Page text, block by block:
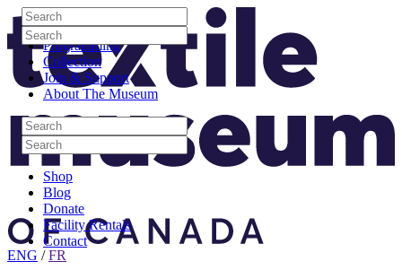
Skip to content
Visit
Programming
Collection
Join & Support
About The Museum
Search
Search
Search
Search
Shop
Blog
Donate
Facility Rentals
Contact
Search
Search
Search
Search
Site Logo
ENG /FR